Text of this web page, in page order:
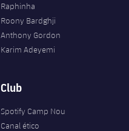
Raphinha
Roony Bardghji
Anthony Gordon
Karim Adeyemi
Club
Spotify Camp Nou
Canal ético